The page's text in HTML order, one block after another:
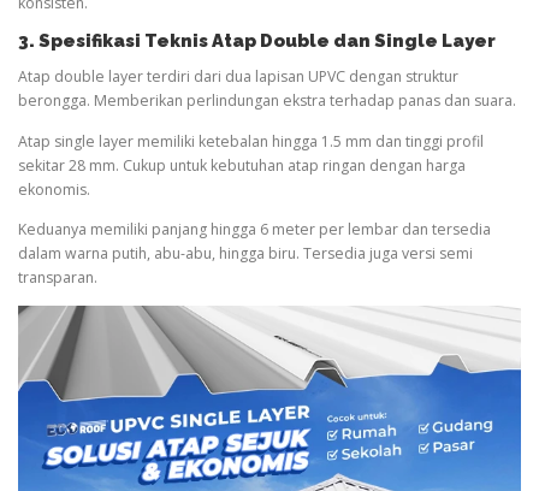
3. Spesifikasi Teknis Atap Double dan Single Layer
Atap double layer terdiri dari dua lapisan UPVC dengan struktur
berongga. Memberikan perlindungan ekstra terhadap panas dan suara.
Atap single layer memiliki ketebalan hingga 1.5 mm dan tinggi profil
sekitar 28 mm. Cukup untuk kebutuhan atap ringan dengan harga
ekonomis.
Keduanya memiliki panjang hingga 6 meter per lembar dan tersedia
dalam warna putih, abu-abu, hingga biru. Tersedia juga versi semi
transparan.